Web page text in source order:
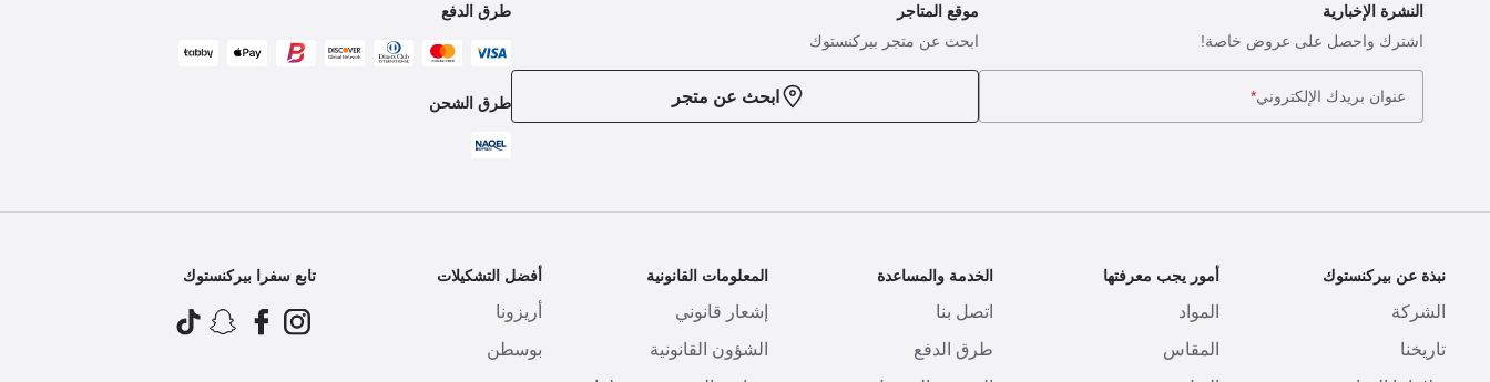
النشرة الإخبارية
اشترك واحصل على عروض خاصة!
عنوان بريدك الإلكتروني*
موقع المتاجر
ابحث عن متجر بيركنستوك
ابحث عن متجر
طرق الدفع
طرق الشحن
نبذة عن بيركنستوك
الشركة
تاريخنا
أمور يجب معرفتها
المواد
المقاس
الخدمة والمساعدة
اتصل بنا
طرق الدفع
المعلومات القانونية
إشعار قانوني
الشؤون القانونية
أفضل التشكيلات
أريزونا
بوسطن
تابع سفرا بيركنستوك